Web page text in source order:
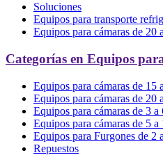
Soluciones
Equipos para transporte
Equipos para cámaras de 20
Categorías en Equipos
Equipos para cámaras de 15
Equipos para cámaras de 20
Equipos para cámaras de 3
Equipos para cámaras de 5
Equipos para Furgones de 2
Repuestos